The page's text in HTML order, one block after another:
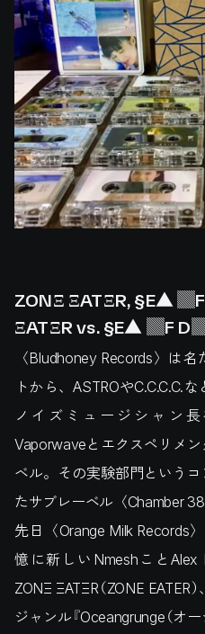
ZONΞ ΞATΞR, §E▲
ΞATΞR vs. §E▲ ▓F
〈Bludhoney Records〉は
トから、ASTROやC.C.C.C.
ノイズミュージシャン
Vaporwaveとエクスペリメ
ベル。その実験部門という
たサブレーベル〈Chamber
先日〈Orange Milk Records
憶に新しいNmeshこと
ZONΞ ΞATΞR（ZONE
ジャンル『Oceangrunge（オ